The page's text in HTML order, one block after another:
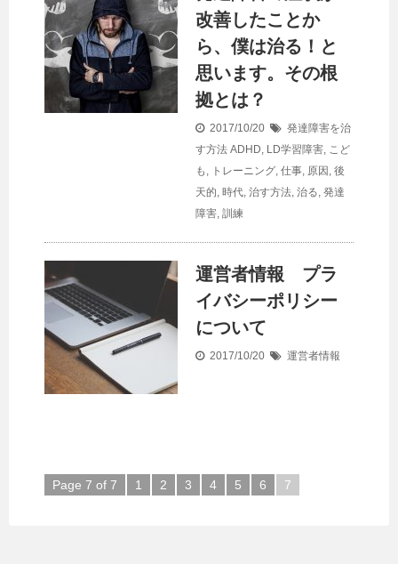
改善したことか
ら、僕は治る！と
思います。その根
拠とは？
2017/10/20
発達障害を治
す方法 ADHD, LD学習障害, こど
も , トレーニング, 仕事, 原因 , 後
天的, 時代, 治す方法, 治る, 発達
障害, 訓練
運営者情報 プラ
イバシーポリシー
について
2017/10/20 運営者情報
Page 7 of 7 1 2 3 4 5 6 7